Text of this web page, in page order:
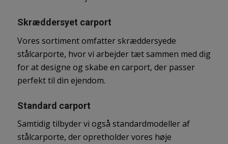
Skræddersyet carport
Vores sortiment omfatter skræddersyede
stålcarporte, hvor vi arbejder tæt sammen med dig
for at designe og skabe en carport, der passer
perfekt til din ejendom.
Standard carport
Samtidig tilbyder vi også standardmodeller af
stålcarporte, der opretholder vores høje